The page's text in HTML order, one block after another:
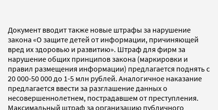
Документ вводит также новые штрафы за нарушение
закона «О защите детей от информации, причиняющей
вред их здоровью и развитию». Штраф для фирм за
нарушение общих принципов закона (маркировки и
правил размещения информации) предлагается поднять с
20 000-50 000 до 1-5 млн рублей. Аналогичное наказание
предлагается ввести за разглашение данных о
несовершеннолетнем, пострадавшем от преступления.
Максимальный штраф за организацию публичного